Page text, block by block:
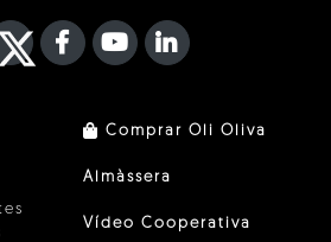
TWITTER
FACEBOOK F
YOUTUBEFA LINKEDIN
Comprar Oli Oliva
Almàssera
Vídeo Cooperativa